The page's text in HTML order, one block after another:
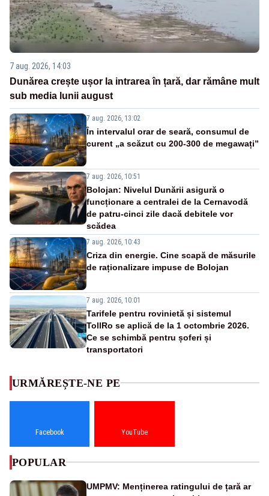
7 aug. 2026, 14:03
Dunărea crește ușor la intrarea în țară, dar rămâne mult
sub media lunii august
7 aug. 2026, 13:02
În intervalul orar de seară, consumul de
curent „a scăzut cu 200-300 de megawați”
7 aug. 2026, 10:51
Bolojan: Nivelul Dunării asigură o
funcționare a centralei de la Cernavodă
de patru-cinci zile dacă debitele vor
scădea
7 aug. 2026, 10:43
Criza din energie. Cine scapă de măsurile
de raționalizare impuse de Bolojan
7 aug. 2026, 10:01
Tarifele pentru rovinietă și sistemul
TollRo se aplică de la 1 octombrie 2026.
Ce se schimbă pentru șoferi și
transportatori
URMĂREȘTE-NE PE
Facebook YouTube
POPULAR
UMPMV: Menținerea ratingului de țară ar